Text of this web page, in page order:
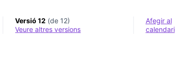
Versió 12 (de 12)
veure altres versions
Afegir al
calendari